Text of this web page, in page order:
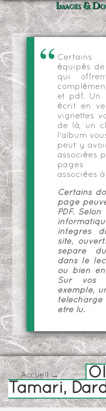
Images &
équipés
qui
et pdf. Un
écrit en
vignettes
de là, un
l'album
peut y
associées
pages
associées
Certains
page
PDF.
intégrés
site,
séparé
dans le
ou bien
Sur vos
exemple,
téléchargé
être lu.
Accueil→
Tamari,